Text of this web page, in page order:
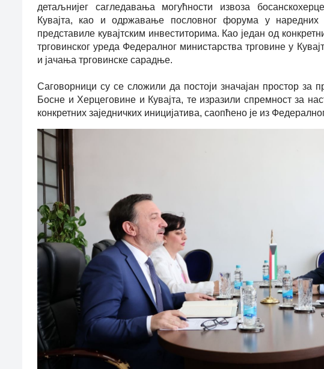
детаљнијег сагледавања могућности извоза
Кувајта, као и одржавање пословног форума у
представиле кувајтским инвеститорима. Као један од
трговинског уреда Федералног министарства трговине у
и јачања трговинске сарадње.
Саговорници су се сложили да постоји значајан простор
Босне и Херцеговине и Кувајта, те изразили спремност за
конкретних заједничких иницијатива, саопћено је из